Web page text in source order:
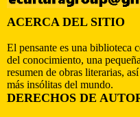
ACERCA DEL SITIO
El pensante es una biblioteca
del conocimiento, una
resumen de obras literarias,
más insólitas del mundo.
DERECHOS DE